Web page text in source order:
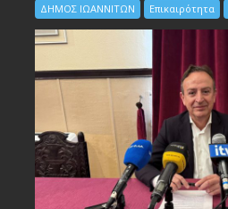
ΔΗΜΟΣ ΙΩΑΝΝΙΤΩΝ Επικαιρότητα